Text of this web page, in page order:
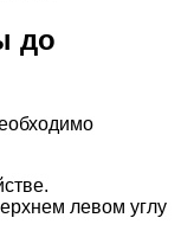
до
левом углу